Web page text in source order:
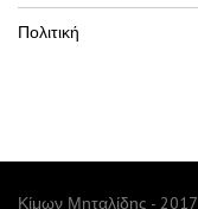
Πολιτική
Κίμων Μηταλίδης - 2017